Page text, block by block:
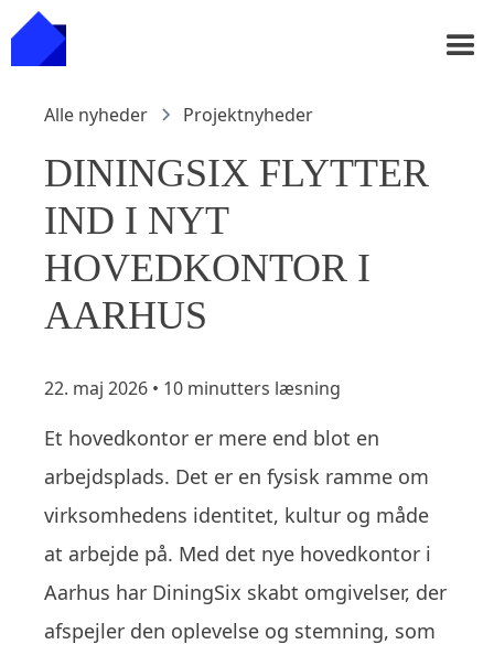
Alle nyheder Projektnyheder
DININGSIX FLYTTER
IND I NYT
HOVEDKONTOR I
AARHUS
22. maj 2026 • 10 minutters læsning
Et hovedkontor er mere end blot en
arbejdsplads. Det er en fysisk ramme om
virksomhedens identitet, kultur og måde
at arbejde på. Med det nye hovedkontor i
Aarhus har DiningSix skabt omgivelser, der
afspejler den oplevelse og stemning, som